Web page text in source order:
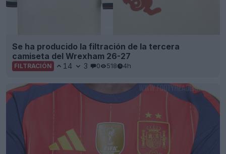
Se ha producido la filtración de la tercera
camiseta del Wrexham 26-27
FILTRACIÓN 14 3 0 518 4h